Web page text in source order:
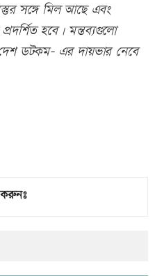
সঙ্গে মিল আছে এবং
হবে। মন্তব্যগুলো
ডটকম- এর দায়ভার নেবে